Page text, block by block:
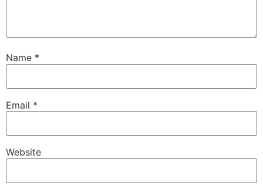
Name *
Email *
Website